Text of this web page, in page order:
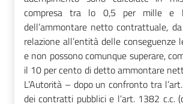
compresa tra lo 0,5 per mille e
dell’ammontare netto contrattuale,
relazione all’entità delle conseguenze
e non possono comunque superare,
il 10 per cento di detto ammontare
L’Autorità – dopo un confronto tra
dei contratti pubblici e l’art. 1382 c.c.